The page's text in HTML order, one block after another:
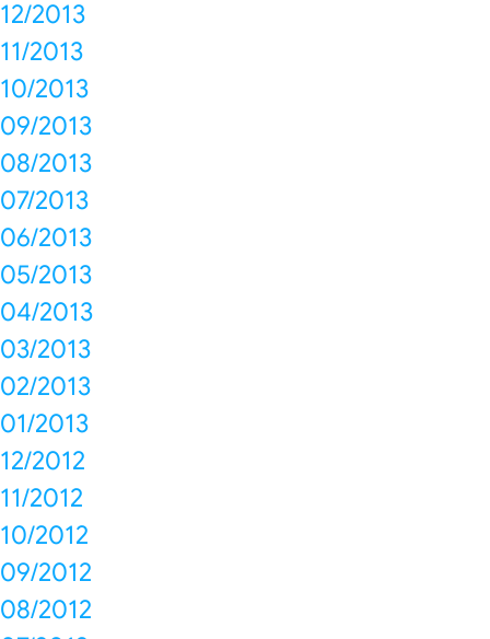
12/2013
11/2013
10/2013
09/2013
08/2013
07/2013
06/2013
05/2013
04/2013
03/2013
02/2013
01/2013
12/2012
11/2012
10/2012
09/2012
08/2012